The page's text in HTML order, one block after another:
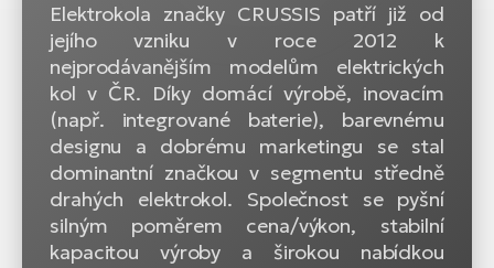
Elektrokola značky CRUSSIS patří již od
jejího vzniku v roce 2012 k
nejprodávanějším modelům elektrických
kol v ČR. Díky domácí výrobě, inovacím
(např. integrované baterie), barevnému
designu a dobrému marketingu se stal
dominantní značkou v segmentu středně
drahých elektrokol. Společnost se pyšní
silným poměrem cena/výkon, stabilní
kapacitou výroby a širokou nabídkou